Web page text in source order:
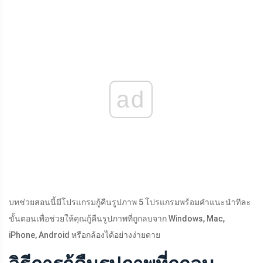
ad
บทช่วยสอนนี้มีโปรแกรมกู้คืนรูปภาพ 5 โปรแกรมพร้อมคำแนะนำทีละ
ขั้นตอนเพื่อช่วยให้คุณกู้คืนรูปภาพที่ถูกลบจาก Windows, Mac,
iPhone, Android หรือกล้องได้อย่างง่ายดาย